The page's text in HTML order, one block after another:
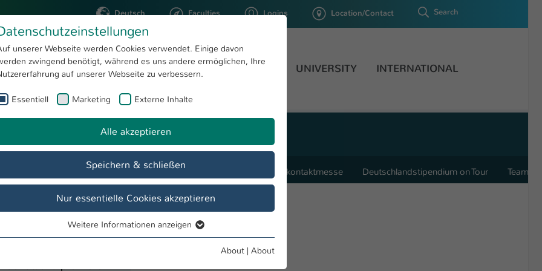
Deutsch Faculties Logins Location/Contact Search
STUDYING RESEARCH UNIVERSITY INTERNATIONAL
Zielgruppen
Zielgruppen Transferstrategie Firmenkontaktmesse Deutschlandstipendium on Tour Team
besteht in der
als
zu profilieren.
unserer Webseite werden Cookies verwendet. Einige davon
zwingend benötigt, während es uns andere ermöglichen, Ihre
auf unserer Webseite zu verbessern.
Essentiell Marketing Externe Inhalte
Alle akzeptieren
Speichern & schließen
Nur essentielle Cookies akzeptieren
Essentielle Cookies werden für grundlegende Funktionen der
Weitere Informationen anzeigen
About | About